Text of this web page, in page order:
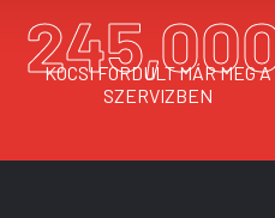
KOCSI FORDULT MÁR MEG A
SZERVIZBEN